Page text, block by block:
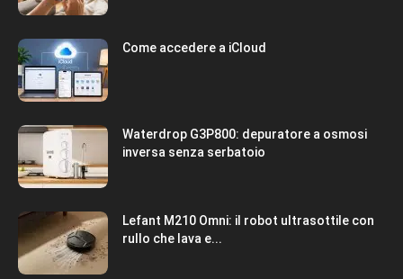
Come accedere a iCloud
Waterdrop G3P800: depuratore a osmosi
inversa senza serbatoio
Lefant M210 Omni: il robot ultrasottile con
rullo che lava e...